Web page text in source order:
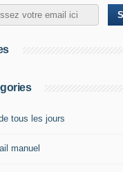
tous les jours
manuel